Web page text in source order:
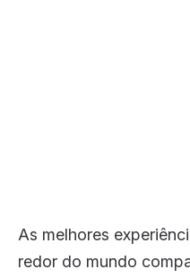
As melhores
redor do mundo